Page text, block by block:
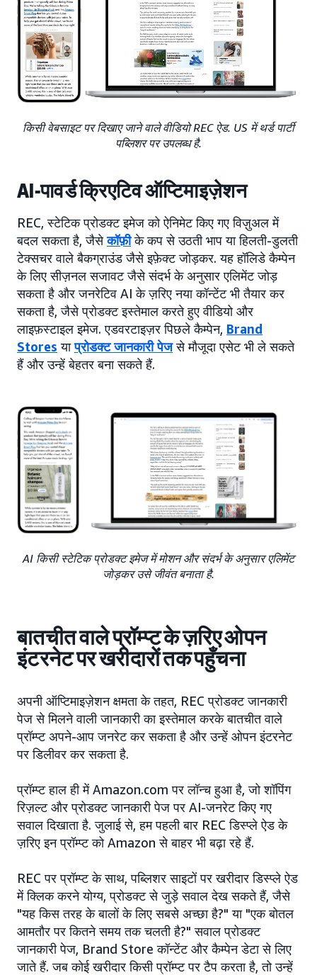
किसी वेबसाइट पर दिखाए जाने वाले वीडियो REC ऐड. US में थर्ड पार्टी
पब्लिशर पर उपलब्ध है.
AI-पावर्ड क्रिएटिव ऑप्टिमाइज़ेशन
REC, स्टेटिक प्रोडक्ट इमेज को ऐनिमेट किए गए विज़ुअल में
बदल सकता है, जैसेकॉफ़ीके कप से उठती भाप या हिलती-डुलती
टेक्सचर वाले बैकग्राउंड जैसे इफ़ेक्ट जोड़कर. यह हॉलिडे कैम्पेन
के लिए सीज़नल सजावट जैसे संदर्भ के अनुसार एलिमेंट जोड़
सकता है और जनरेटिव AI के ज़रिए नया कॉन्टेंट भी तैयार कर
सकता है, जैसे प्रोडक्ट इस्तेमाल करते हुए वीडियो और
लाइफ़स्टाइल इमेज. एडवरटाइज़र पिछले कैम्पेन, Brand
Stores याप्रोडक्ट जानकारी पेजसे मौजूदा एसेट भी ले सकते
हैं और उन्हें बेहतर बना सकते हैं.
AI किसी स्टेटिक प्रोडक्ट इमेज में मोशन और संदर्भ के अनुसार एलिमेंट
जोड़कर उसे जीवंत बनाता है.
बातचीत वाले प्रॉम्प्ट के ज़रिए ओपन
इंटरनेट पर खरीदारों तक पहुँचना
अपनी ऑप्टिमाइज़ेशन क्षमता के तहत, REC प्रोडक्ट जानकारी
पेज से मिलने वाली जानकारी का इस्तेमाल करके बातचीत वाले
प्रॉम्प्ट अपने-आप जनरेट कर सकता है और उन्हें ओपन इंटरनेट
पर डिलीवर कर सकता है.
प्रॉम्प्ट हाल ही में Amazon.com पर लॉन्च हुआ है, जो शॉपिंग
रिज़ल्ट और प्रोडक्ट जानकारी पेज पर AI-जनरेट किए गए
सवाल दिखाता है. जुलाई से, हम पहली बार REC डिस्प्ले ऐड के
ज़रिए इन प्रॉम्प्ट को Amazon से बाहर भी बढ़ा रहे हैं.
REC पर प्रॉम्प्ट के साथ, पब्लिशर साइटों पर खरीदार डिस्प्ले ऐड
में क्लिक करने योग्य, प्रोडक्ट से जुड़े सवाल देख सकते हैं, जैसे
"यह किस तरह के बालों के लिए सबसे अच्छा है?" या "एक बोतल
आमतौर पर कितने समय तक चलती है?" सवाल प्रोडक्ट
जानकारी पेज, Brand Store कॉन्टेंट और कैम्पेन डेटा से लिए
जाते हैं. जब कोई खरीदार किसी प्रॉम्प्ट पर टैप करता है, तो उन्हें